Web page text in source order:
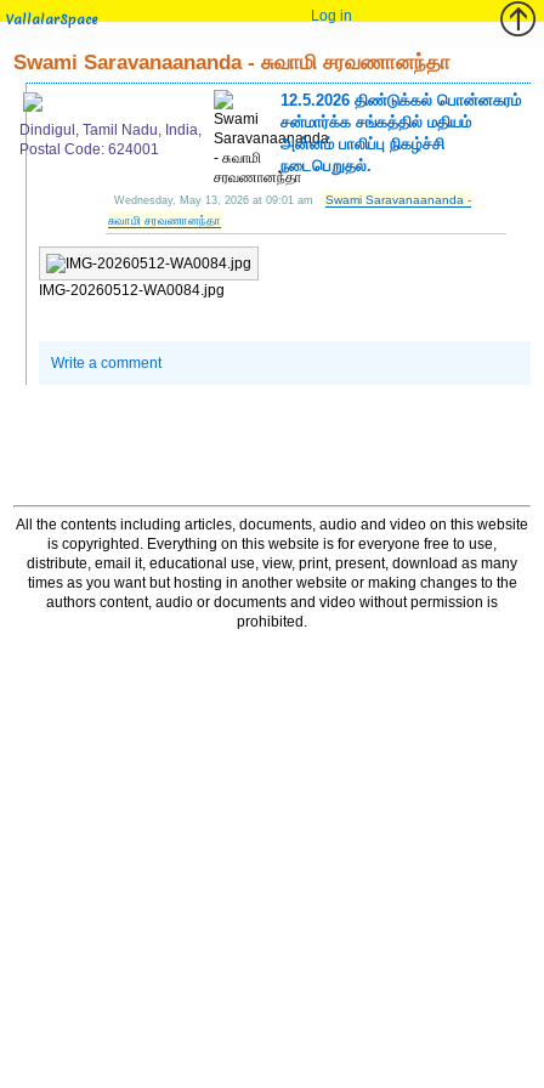
VallalarSpace Log in
Swami Saravanaananda - சுவாமி சரவணானந்தா
Dindigul, Tamil Nadu, India,
Postal Code: 624001
12.5.2026 திண்டுக்கல் பொன்னகரம்
சன்மார்க்க சங்கத்தில் மதியம்
அன்னம் பாலிப்பு நிகழ்ச்சி
நடைபெறுதல்.
Wednesday, May 13, 2026 at 09:01 am
Swami Saravanaananda -
சுவாமி சரவணானந்தா
IMG-20260512-WA0084.jpg
Write a comment
All the contents including articles, documents, audio and video on this website
is copyrighted. Everything on this website is for everyone free to use,
distribute, email it, educational use, view, print, present, download as many
times as you want but hosting in another website or making changes to the
authors content, audio or documents and video without permission is
prohibited.